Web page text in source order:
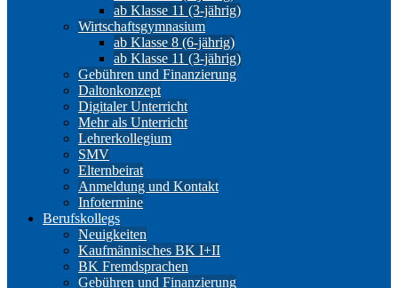
ab Klasse 11 (3-jährig)
Wirtschaftsgymnasium
ab Klasse 8 (6-jährig)
ab Klasse 11 (3-jährig)
Gebühren und Finanzierung
Daltonkonzept
Digitaler Unterricht
Mehr als Unterricht
Lehrerkollegium
SMV
Elternbeirat
Anmeldung und Kontakt
Infotermine
Berufskollegs
Neuigkeiten
Kaufmännisches BK I+II
BK Fremdsprachen
Gebühren und Finanzierung